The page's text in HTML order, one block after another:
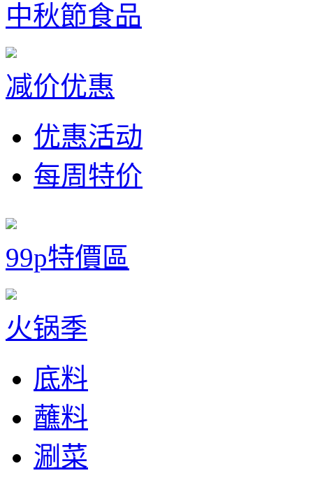
中秋節食品
减价优惠
优惠活动
每周特价
99p特價區
火锅季
底料
蘸料
涮菜